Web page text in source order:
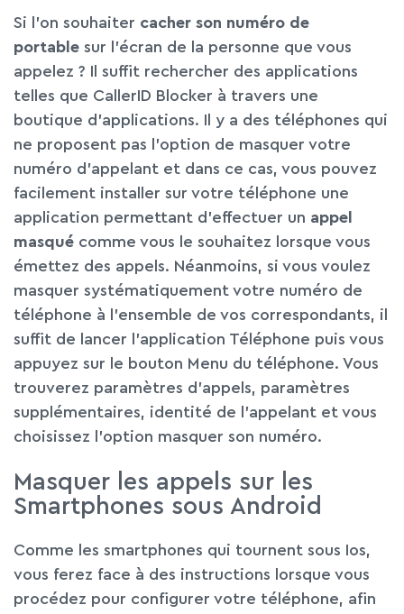
Si l’on souhaiter cacher son numéro de
portable sur l’écran de la personne que vous
appelez ? Il suffit rechercher des applications
telles que CallerID Blocker à travers une
boutique d’applications. Il y a des téléphones qui
ne proposent pas l’option de masquer votre
numéro d’appelant et dans ce cas, vous pouvez
facilement installer sur votre téléphone une
application permettant d’effectuer un appel
masqué comme vous le souhaitez lorsque vous
émettez des appels. Néanmoins, si vous voulez
masquer systématiquement votre numéro de
téléphone à l’ensemble de vos correspondants, il
suffit de lancer l’application Téléphone puis vous
appuyez sur le bouton Menu du téléphone. Vous
trouverez paramètres d’appels, paramètres
supplémentaires, identité de l’appelant et vous
choisissez l’option masquer son numéro.
Masquer les appels sur les
Smartphones sous Android
Comme les smartphones qui tournent sous Ios,
vous ferez face à des instructions lorsque vous
procédez pour configurer votre téléphone, afin